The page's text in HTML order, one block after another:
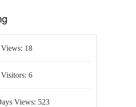
18
6
Views: 523